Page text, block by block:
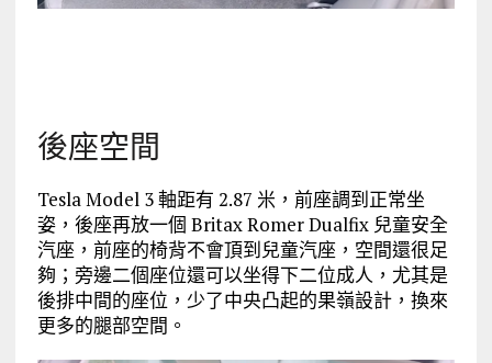
後座空間
Tesla Model 3 軸距有 2.87 米，前座調到正常坐
姿，後座再放一個 Britax Romer Dualfix 兒童安全
汽座，前座的椅背不會頂到兒童汽座，空間還很足
夠；旁邊二個座位還可以坐得下二位成人，尤其是
後排中間的座位，少了中央凸起的果嶺設計，換來
更多的腿部空間。